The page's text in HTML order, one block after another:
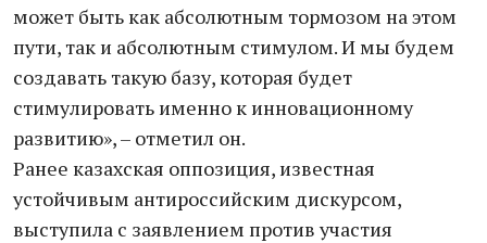
может быть как абсолютным тормозом на этом
пути, так и абсолютным стимулом. И мы будем
создавать такую базу, которая будет
стимулировать именно к инновационному
развитию», – отметил он.
Ранее казахская оппозиция, известная
устойчивым антироссийским дискурсом,
выступила с заявлением против участия